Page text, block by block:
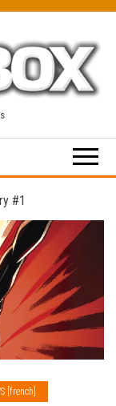
#1
[french]